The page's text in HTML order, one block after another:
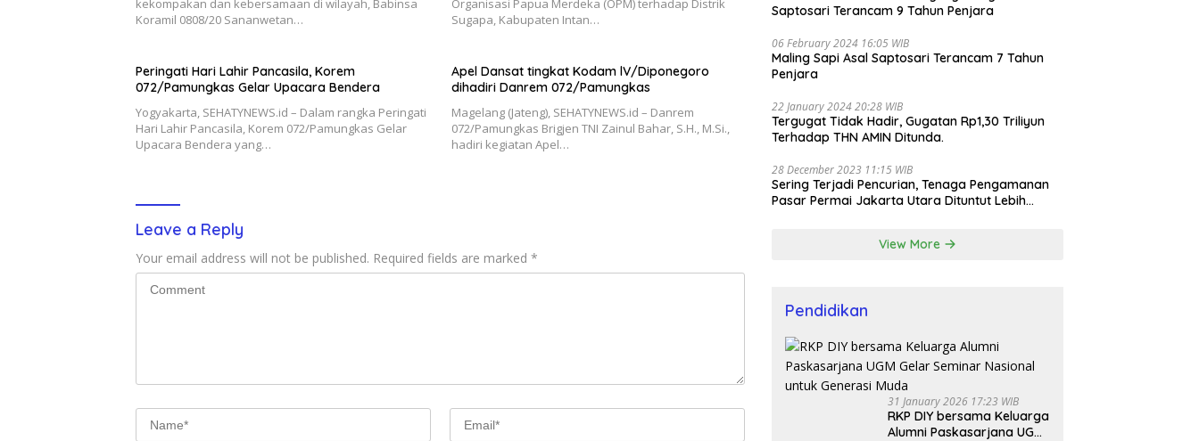
kekompakan dan kebersamaan di wilayah, Babinsa
Koramil 0808/20 Sananwetan…
Organisasi Papua Merdeka (OPM) terhadap Distrik
Sugapa, Kabupaten Intan…
Peringati Hari Lahir Pancasila, Korem
072/Pamungkas Gelar Upacara Bendera
Yogyakarta, SEHATYNEWS.id – Dalam rangka Peringati
Hari Lahir Pancasila, Korem 072/Pamungkas Gelar
Upacara Bendera yang…
Apel Dansat tingkat Kodam lV/Diponegoro
dihadiri Danrem 072/Pamungkas
Magelang (Jateng), SEHATYNEWS.id – Danrem
072/Pamungkas Brigjen TNI Zainul Bahar, S.H., M.Si.,
hadiri kegiatan Apel…
Leave a Reply
Your email address will not be published. Required fields are marked *
Saptosari Terancam 9 Tahun Penjara
06 February 2024 16:05 WIB
Maling Sapi Asal Saptosari Terancam 7 Tahun
Penjara
22 January 2024 20:28 WIB
Tergugat Tidak Hadir, Gugatan Rp1,30 Triliyun
Terhadap THN AMIN Ditunda.
28 December 2023 11:15 WIB
Sering Terjadi Pencurian, Tenaga Pengamanan
Pasar Permai Jakarta Utara Dituntut Lebih
View More
Pendidikan
31 January 2026 17:23 WIB
RKP DIY bersama Keluarga
Alumni Paskasarjana UGM